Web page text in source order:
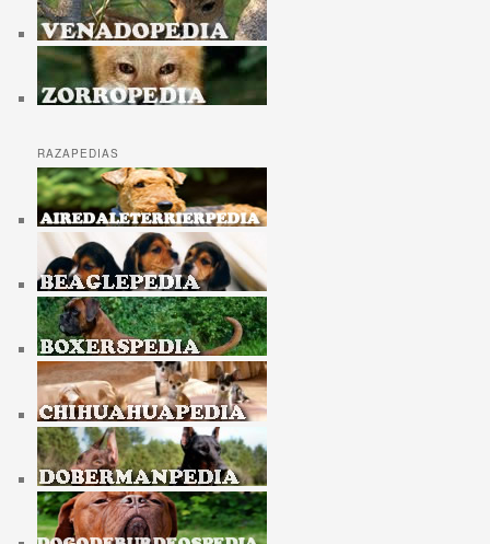
RAZAPEDIAS